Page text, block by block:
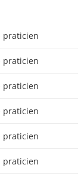
praticien
praticien
praticien
praticien
praticien
praticien